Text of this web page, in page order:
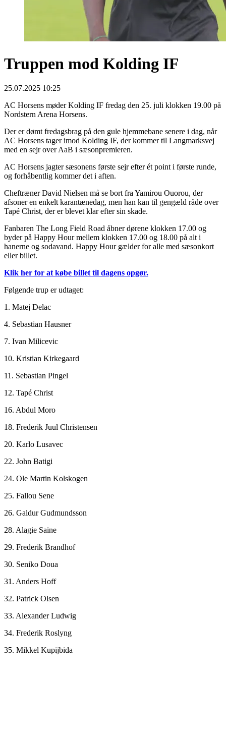
Truppen mod Kolding IF
25.07.2025 10:25
AC Horsens møder Kolding IF fredag den 25. juli klokken 19.00 på
Nordstern Arena Horsens.
Der er dømt fredagsbrag på den gule hjemmebane senere i dag, når
AC Horsens tager imod Kolding IF, der kommer til Langmarksvej
med en sejr over AaB i sæsonpremieren.
AC Horsens jagter sæsonens første sejr efter ét point i første runde,
og forhåbentlig kommer det i aften.
Cheftræner David Nielsen må se bort fra Yamirou Ouorou, der
afsoner en enkelt karantænedag, men han kan til gengæld råde over
Tapé Christ, der er blevet klar efter sin skade.
Fanbaren The Long Field Road åbner dørene klokken 17.00 og
byder på Happy Hour mellem klokken 17.00 og 18.00 på alt i
hanerne og sodavand. Happy Hour gælder for alle med sæsonkort
eller billet.
Klik her for at købe billet til dagens opgør.
Følgende trup er udtaget:
1. Matej Delac
4. Sebastian Hausner
7. Ivan Milicevic
10. Kristian Kirkegaard
11. Sebastian Pingel
12. Tapé Christ
16. Abdul Moro
18. Frederik Juul Christensen
20. Karlo Lusavec
22. John Batigi
24. Ole Martin Kolskogen
25. Fallou Sene
26. Galdur Gudmundsson
28. Alagie Saine
29. Frederik Brandhof
30. Seniko Doua
31. Anders Hoff
32. Patrick Olsen
33. Alexander Ludwig
34. Frederik Roslyng
35. Mikkel Kupijbida